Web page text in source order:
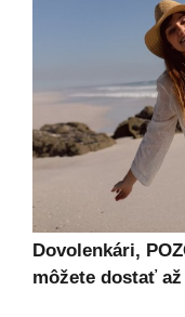
Dovolenkári,
môžete dostať